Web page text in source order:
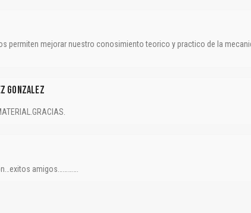
permiten mejorar nuestro conosimiento teorico y practico de la
Gonzalez
amigos………….